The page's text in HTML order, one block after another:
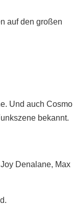
auf den großen
Und auch Cosmo
bekannt.
Joy Denalane, Max